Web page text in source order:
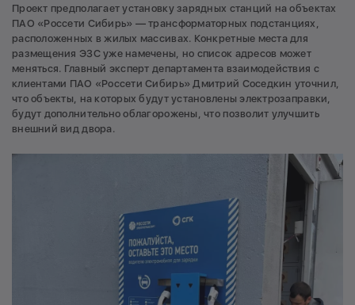
Проект предполагает установку зарядных станций на объектах
ПАО «Россети Сибирь» — трансформаторных подстанциях,
расположенных в жилых массивах. Конкретные места для
размещения ЭЗС уже намечены, но список адресов может
меняться. Главный эксперт департамента взаимодействия с
клиентами ПАО «Россети Сибирь» Дмитрий Соседкин уточнил,
что объекты, на которых будут установлены электрозаправки,
будут дополнительно облагорожены, что позволит улучшить
внешний вид двора.